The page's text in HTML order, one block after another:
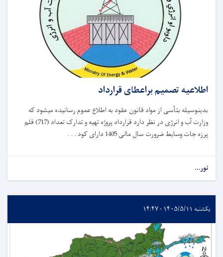
اطلاعیه تصمیم براعطای قرارداد
بدینوسیله بتأسی از مواد قانون عقود به اطلاع عموم رسانیده میشود که
وزارت آب و انرژی در نظر دارد قرارداد پروژه تهیه و تدارک تعداد (717) قلم
پرزه جات وسایط ضرورت سال مالی 1405 دارای کود . . .
نور...
یکشنبه ۱۴۰۵/۵/۱۱ - ۱۴:۴۷